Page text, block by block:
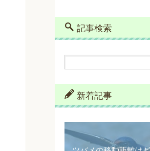
記事検索
新着記事